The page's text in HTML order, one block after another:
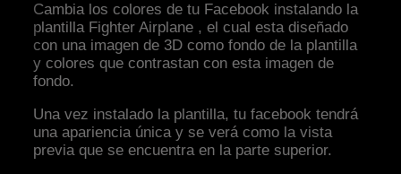
Cambia los colores de tu Facebook instalando la
plantilla Fighter Airplane , el cual esta diseñado
con una imagen de 3D como fondo de la plantilla
y colores que contrastan con esta imagen de
fondo.
Una vez instalado la plantilla, tu facebook tendrá
una apariencia única y se verá como la vista
previa que se encuentra en la parte superior.